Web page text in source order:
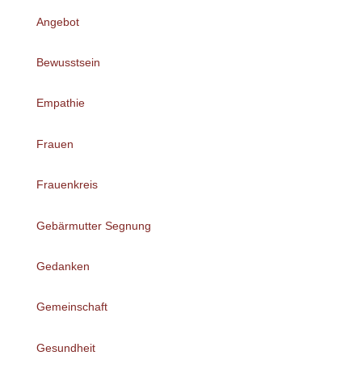
Angebot
Bewusstsein
Empathie
Frauen
Frauenkreis
Gebärmutter Segnung
Gedanken
Gemeinschaft
Gesundheit